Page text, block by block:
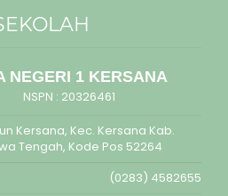
NEGERI 1 KERSANA
NSPN : 20326461
Kersana, Kec. Kersana Kab.
Tengah, Kode Pos 52264
(0283) 4582655